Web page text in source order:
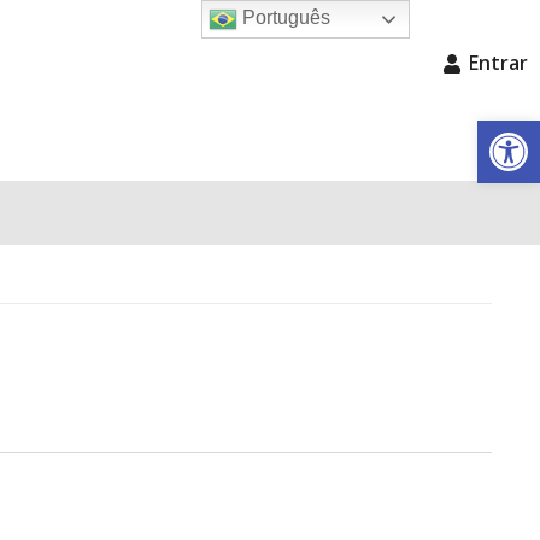
Barra de
Entrar
Português